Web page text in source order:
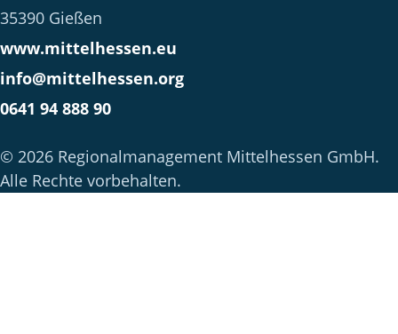
35390 Gießen
www.mittelhessen.eu
info@mittelhessen.org
0641 94 888 90
© 2026 Regionalmanagement Mittelhessen GmbH.
Alle Rechte vorbehalten.